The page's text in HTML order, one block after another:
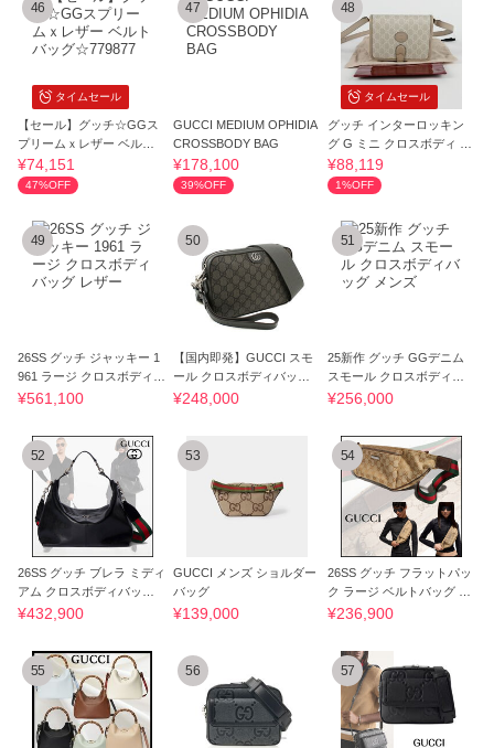
タイムセール
46
【セール】グッチ☆GGス
プリームｘレザー ベルト
バッグ☆779877
¥74,151
47%OFF
47
GUCCI MEDIUM OPHIDIA
CROSSBODY BAG
¥178,100
39%OFF
タイムセール
48
グッチ インターロッキン
グ G ミニ クロスボディ バ
ッグ 135723
¥88,119
1%OFF
49
26SS グッチ ジャッキー 1
961 ラージ クロスボディバ
ッグ レザー
¥561,100
50
【国内即発】GUCCI スモ
ール クロスボディバッグ 6
99439 8576
¥248,000
51
25新作 グッチ GGデニム
スモール クロスボディバ
ッグ メンズ
¥256,000
52
26SS グッチ ブレラ ミディ
アム クロスボディバッグ
ブラック
¥432,900
53
GUCCI メンズ ショルダー
バッグ
¥139,000
54
26SS グッチ フラットパッ
ク ラージ ベルトバッグ G
Gキャンバス
¥236,900
55 56 57